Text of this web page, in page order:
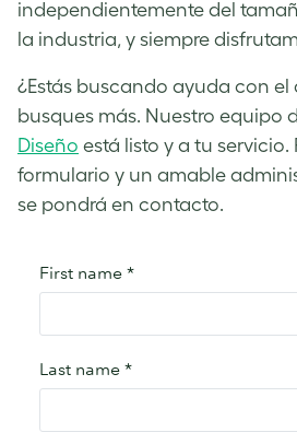
independientemente del
la industria, y siempre
¿Estás buscando ayuda con el
busques más. Nuestro equipo
Diseño está listo y a tu servicio.
formulario y un amable
se pondrá en contacto.